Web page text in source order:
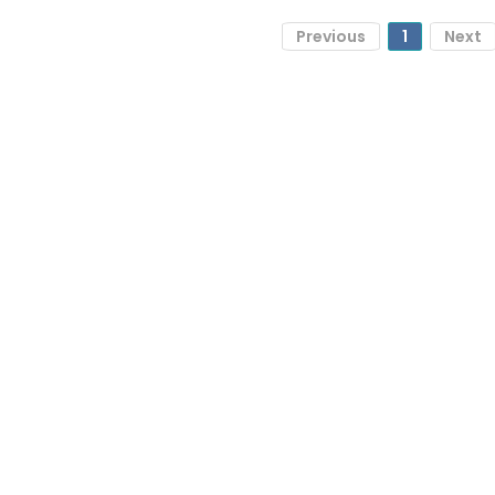
Previous 1 Next